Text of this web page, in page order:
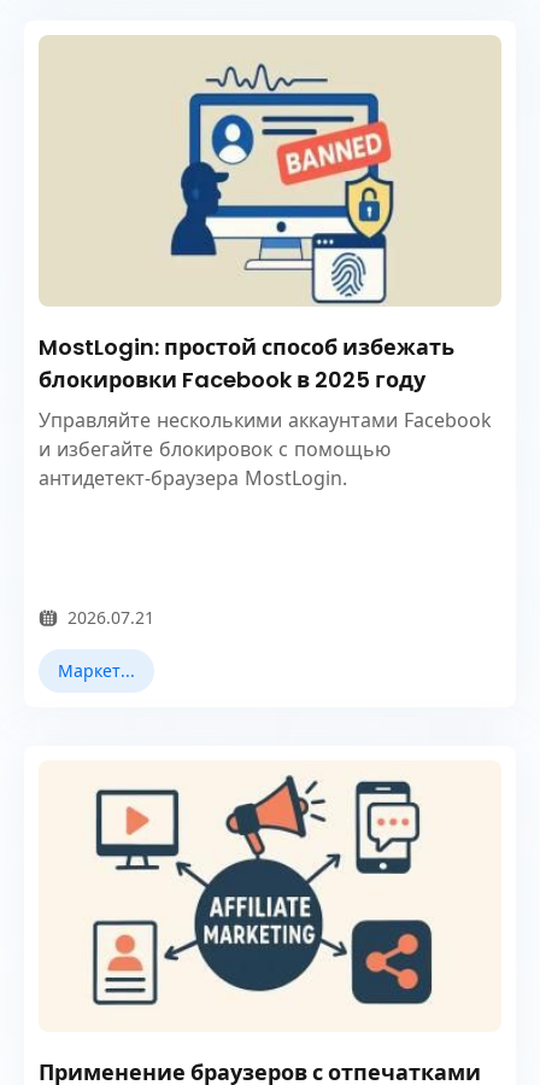
MostLogin: простой способ избежать
блокировки Facebook в 2025 году
Управляйте несколькими аккаунтами Facebook
и избегайте блокировок с помощью
антидетект-браузера MostLogin.
2026.07.21
Маркетинг в Facebook
Применение браузеров с отпечатками